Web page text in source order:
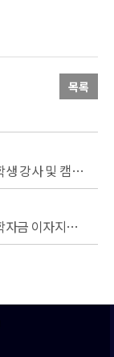
목록
[학부/대학원] 삼성드림클래스 겨울캠프 대학생 강사 및 캠프 진행자 선발 안내
[학부] 전라남도 2014학년도 2학기 대학생 학자금 이자지원 사업 안내